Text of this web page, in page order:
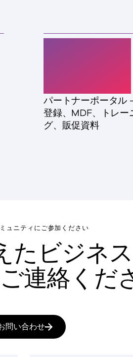
PRM
パートナーポータ
登録、MDF、トレー
グ、販促資料
ュニティにご参加ください
たビジネ
連絡くだ
問い合わせ